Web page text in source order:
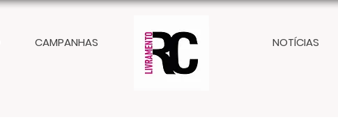
CAMPANHAS NOTÍCIAS